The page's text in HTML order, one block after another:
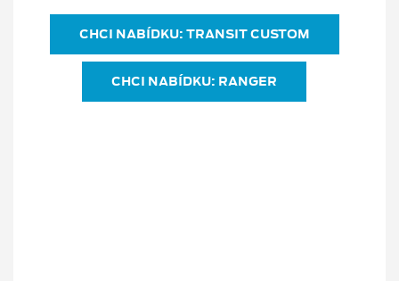
CHCI NABÍDKU: TRANSIT CUSTOM
CHCI NABÍDKU: RANGER